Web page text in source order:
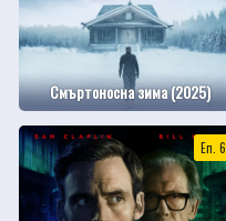
Смъртоносна зима (2025)
Еп. 6